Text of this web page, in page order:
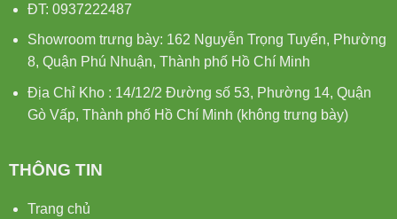
ĐT: 0937222487
Showroom trưng bày: 162 Nguyễn Trọng Tuyển, Phường
8, Quận Phú Nhuận, Thành phố Hồ Chí Minh
Địa Chỉ Kho : 14/12/2 Đường số 53, Phường 14, Quận
Gò Vấp, Thành phố Hồ Chí Minh (không trưng bày)
THÔNG TIN
Trang chủ